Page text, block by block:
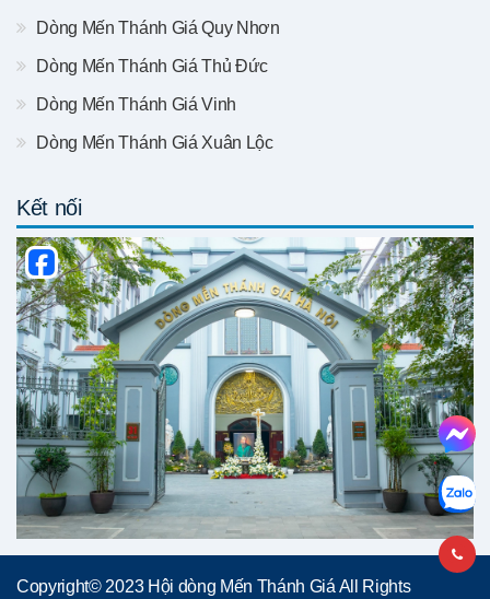
Dòng Mến Thánh Giá Quy Nhơn
Dòng Mến Thánh Giá Thủ Đức
Dòng Mến Thánh Giá Vinh
Dòng Mến Thánh Giá Xuân Lộc
Kết nối
Copyright© 2023 Hội dòng Mến Thánh Giá All Rights